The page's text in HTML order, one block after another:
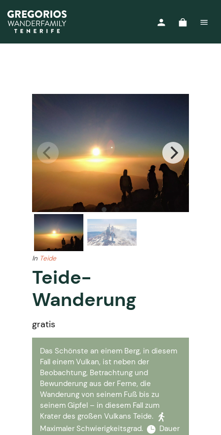
In Teide
Teide-
Wanderung
gratis
Das Schönste an einem Berg, in diesem
Fall einem Vulkan, ist neben der
Beobachtung, Betrachtung und
Bewunderung aus der Ferne, die
Wanderung von seinem Fuß bis zu
seinem Gipfel – in diesem Fall zum
Krater des großen Vulkans Teide.
Maximaler Schwierigkeitsgrad.
Dauer